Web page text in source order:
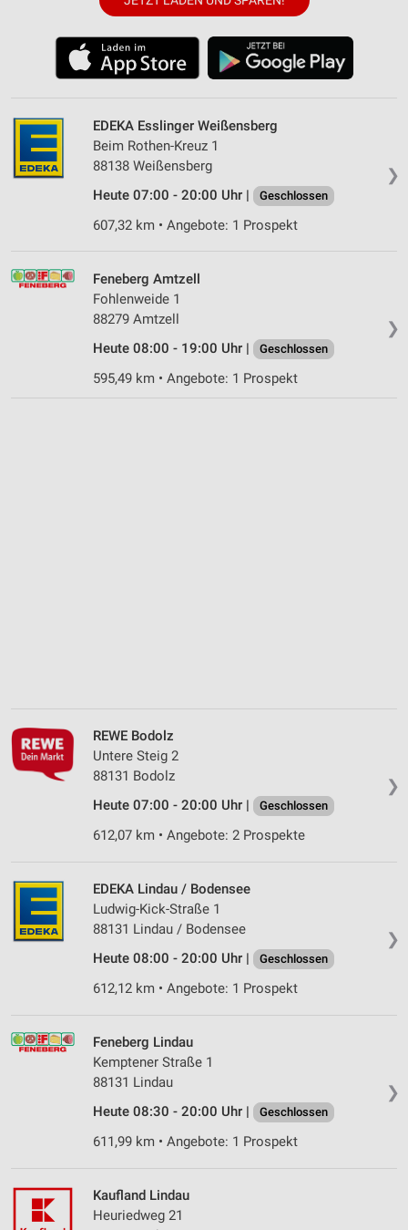
❯
EDEKA Esslinger Weißensberg
Beim Rothen-Kreuz 1
88138 Weißensberg
Heute 07:00 - 20:00 Uhr |
Geschlossen
607,32 km • Angebote: 1 Prospekt
❯
Feneberg Amtzell
Fohlenweide 1
88279 Amtzell
Heute 08:00 - 19:00 Uhr |
Geschlossen
595,49 km • Angebote: 1 Prospekt
❯
REWE Bodolz
Untere Steig 2
88131 Bodolz
Heute 07:00 - 20:00 Uhr |
Geschlossen
612,07 km • Angebote: 2 Prospekte
❯
EDEKA Lindau / Bodensee
Ludwig-Kick-Straße 1
88131 Lindau / Bodensee
Heute 08:00 - 20:00 Uhr |
Geschlossen
612,12 km • Angebote: 1 Prospekt
❯
Feneberg Lindau
Kemptener Straße 1
88131 Lindau
Heute 08:30 - 20:00 Uhr |
Geschlossen
611,99 km • Angebote: 1 Prospekt
Kaufland Lindau
Heuriedweg 21